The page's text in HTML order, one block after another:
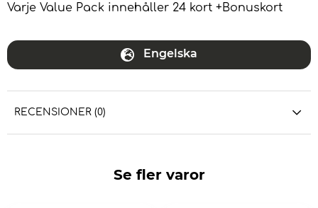
Varje Value Pack innehåller 24 kort +Bonuskort
Engelska
RECENSIONER (0)
Se fler varor